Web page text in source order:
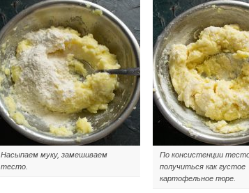
Насыпаем муку, замешиваем
тесто.
По консистенции
получиться как густое
картофельное пюре.